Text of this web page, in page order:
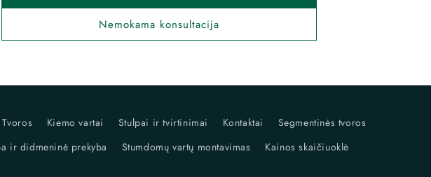
Nemokama konsultacija
Tvoros Kiemo vartai Stulpai ir tvirtinimai Kontaktai
Segmentinės tvoros
ir didmeninė prekyba
Stumdomų vartų montavimas Kainos skaičiuoklė